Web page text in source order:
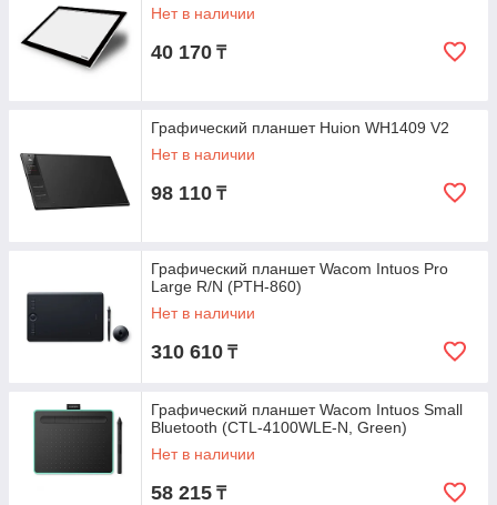
Нет в наличии
40 170 ₸
Графический планшет Huion WH1409 V2
Нет в наличии
98 110 ₸
Графический планшет Wacom Intuos Pro
Large R/N (PTH-860)
Нет в наличии
310 610 ₸
Графический планшет Wacom Intuos Small
Bluetooth (CTL-4100WLE-N, Green)
Нет в наличии
58 215 ₸